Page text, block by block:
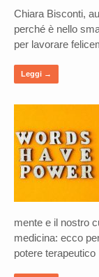
Chiara Bisconti,
perché è nello
per lavorare
Leggi →
mente e il nostro
medicina: ecco
potere terapeutico